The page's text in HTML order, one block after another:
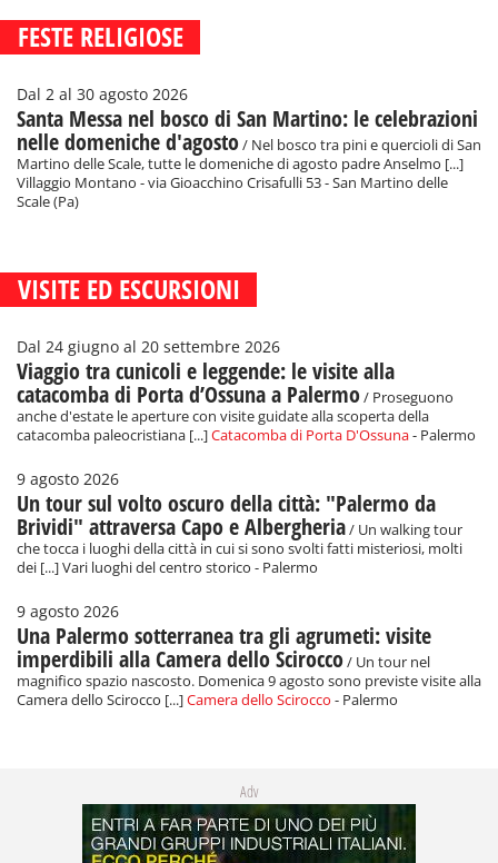
FESTE RELIGIOSE
Dal 2 al 30 agosto 2026
Santa Messa nel bosco di San Martino: le celebrazioni
nelle domeniche d'agosto/ Nel bosco tra pini e quercioli di San
Martino delle Scale, tutte le domeniche di agosto padre Anselmo [...]
Villaggio Montano - via Gioacchino Crisafulli 53 - San Martino delle
Scale (Pa)
VISITE ED ESCURSIONI
Dal 24 giugno al 20 settembre 2026
Viaggio tra cunicoli e leggende: le visite alla
catacomba di Porta d’Ossuna a Palermo/ Proseguono
anche d'estate le aperture con visite guidate alla scoperta della
catacomba paleocristiana [...]Catacomba di Porta D'Ossuna- Palermo
9 agosto 2026
Un tour sul volto oscuro della città: "Palermo da
Brividi" attraversa Capo e Albergheria/ Un walking tour
che tocca i luoghi della città in cui si sono svolti fatti misteriosi, molti
dei [...] Vari luoghi del centro storico - Palermo
9 agosto 2026
Una Palermo sotterranea tra gli agrumeti: visite
imperdibili alla Camera dello Scirocco/ Un tour nel
magnifico spazio nascosto. Domenica 9 agosto sono previste visite alla
Camera dello Scirocco [...]Camera dello Scirocco - Palermo
Adv